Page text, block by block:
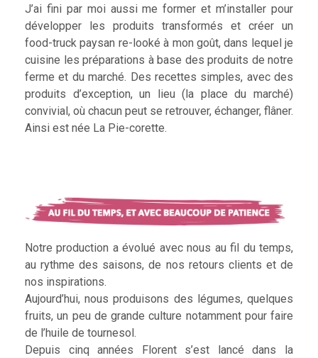
J’ai fini par moi aussi me former et m’installer pour
développer les produits transformés et créer un
food-truck paysan re-looké à mon goût, dans lequel je
cuisine les préparations à base des produits de notre
ferme et du marché. Des recettes simples, avec des
produits d’exception, un lieu (la place du marché)
convivial, où chacun peut se retrouver, échanger, flâner.
Ainsi est née La Pie-corette.
Notre production a évolué avec nous au fil du temps,
au rythme des saisons, de nos retours clients et de
nos inspirations.
Aujourd’hui, nous produisons des légumes, quelques
fruits, un peu de grande culture notamment pour faire
de l’huile de tournesol.
Depuis cinq années Florent s’est lancé dans la